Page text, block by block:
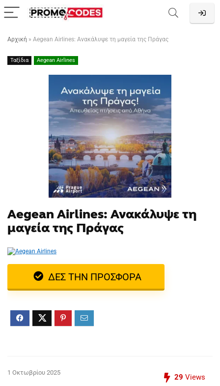
Αρχική » Aegean Airlines: Ανακάλυψε τη μαγεία της Πράγας
Ταξίδια Aegean Airlines
Aegean Airlines: Ανακάλυψε τη
μαγεία της Πράγας
ΔΕΣ ΤΗΝ ΠΡΟΣΦΟΡΑ
1 Οκτωβρίου 2025
29 Views